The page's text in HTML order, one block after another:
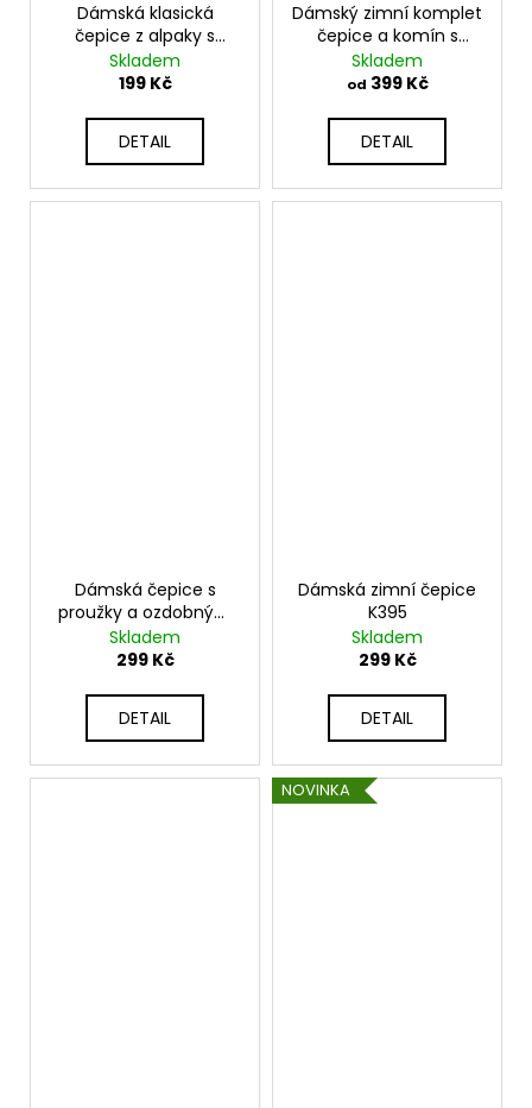
Dámská klasická
čepice z alpaky s
dekorativní destičkou
K17
Skladem
199 Kč
DETAIL
Dámský zimní komplet
čepice a komín s
fleecem K202
Skladem
od 399 Kč
DETAIL
Dámská čepice s
proužky a ozdobným
knoflíkem s přídavkem
vlny CZ1
Skladem
299 Kč
DETAIL
Dámská zimní čepice
K395
Skladem
299 Kč
DETAIL
NOVINKA